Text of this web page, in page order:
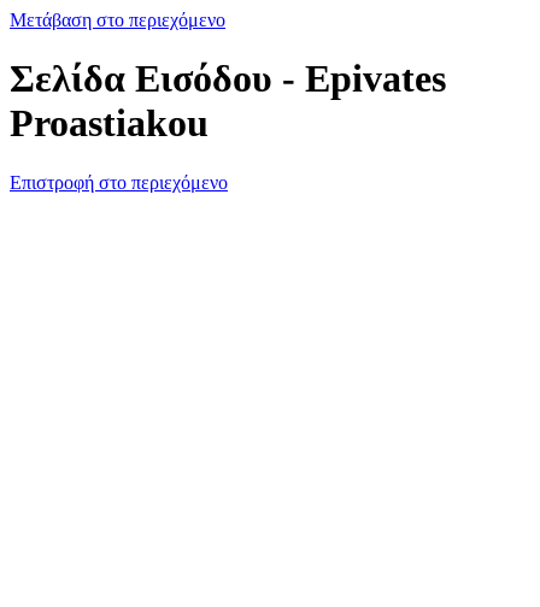
Μετάβαση στο περιεχόμενο
Σελίδα Εισόδου - Epivates
Proastiakou
Επιστροφή στο περιεχόμενο